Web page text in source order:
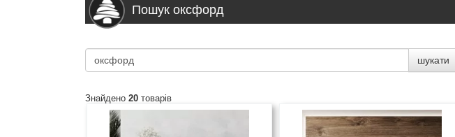
Пошук оксфорд
шукати
Знайдено 20 товарів